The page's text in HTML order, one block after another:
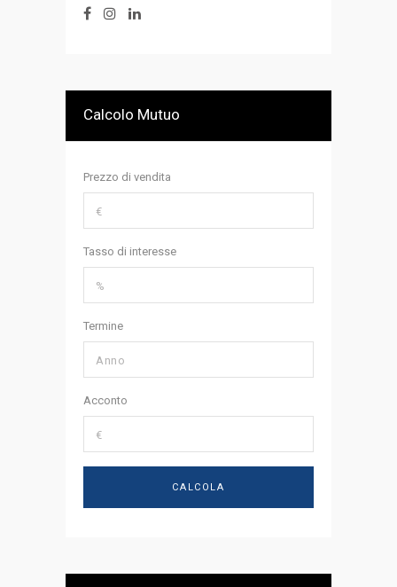
Calcolo Mutuo
Prezzo di vendita
Tasso di interesse
Termine
Acconto